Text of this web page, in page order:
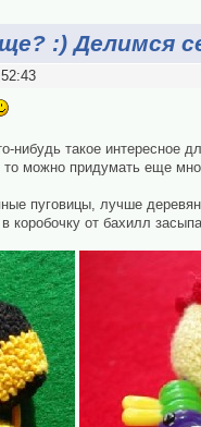
:) Делимся
нибудь такое интересное
то можно придумать еще
пуговицы, лучше
от бахилл